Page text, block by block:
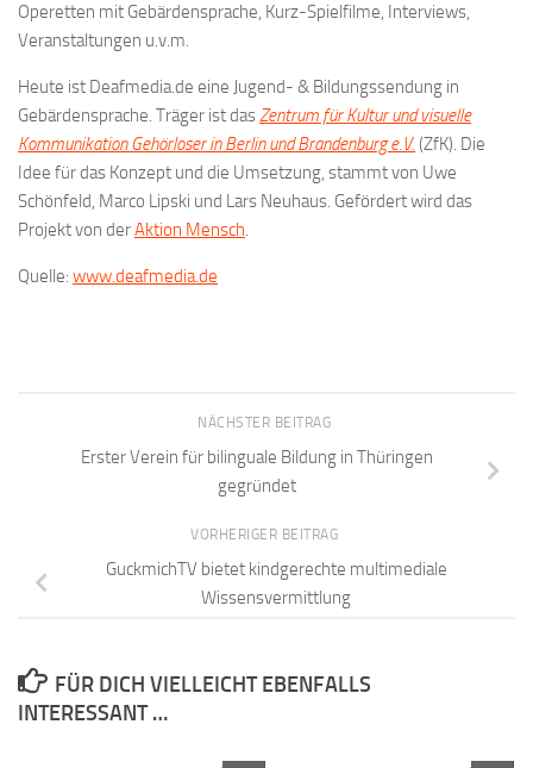
Operetten mit Gebärdensprache, Kurz-Spielfilme, Interviews,
Veranstaltungen u.v.m.
Heute ist Deafmedia.de eine Jugend- & Bildungssendung in
Gebärdensprache. Träger ist dasZentrum für Kultur und visuelle
Kommunikation Gehörloser in Berlin und Brandenburg e.V. (ZfK). Die
Idee für das Konzept und die Umsetzung, stammt von Uwe
Schönfeld, Marco Lipski und Lars Neuhaus. Gefördert wird das
Projekt von derAktion Mensch.
Quelle: www.deafmedia.de
NÄCHSTER BEITRAG
Erster Verein für bilinguale Bildung in Thüringen
gegründet
VORHERIGER BEITRAG
GuckmichTV bietet kindgerechte multimediale
Wissensvermittlung
FÜR DICH VIELLEICHT EBENFALLS
INTERESSANT …